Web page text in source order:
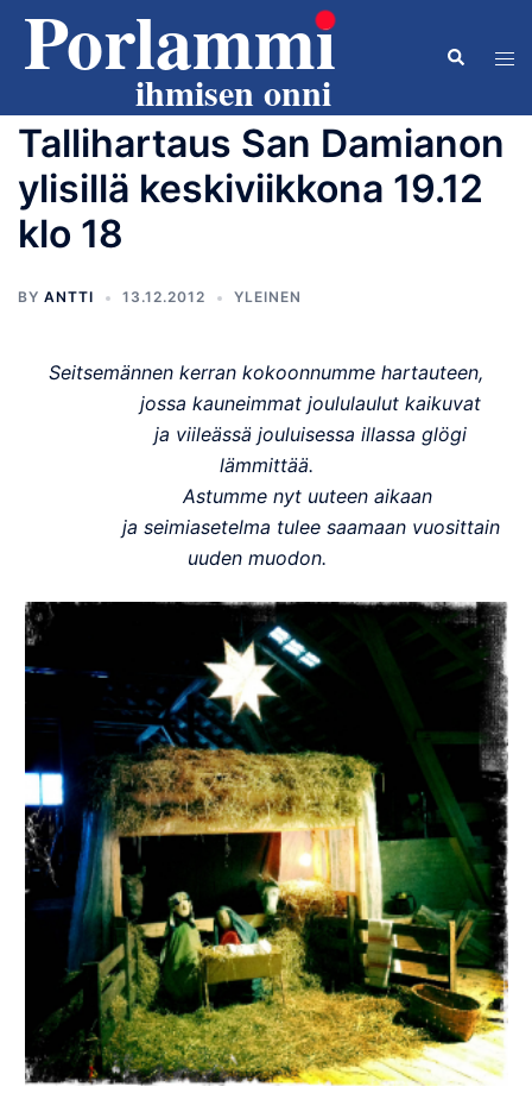
Skip
content
Search
Tallihartaus San Damianon
ylisillä keskiviikkona 19.12
klo 18
BY ANTTI 13.12.2012 YLEINEN
Seitsemännen kerran kokoonnumme hartauteen,
jossa kauneimmat joululaulut kaikuvat
ja viileässä jouluisessa illassa glögi
lämmittää.
Astumme nyt uuteen aikaan
ja seimiasetelma tulee saamaan vuosittain
uuden muodon.